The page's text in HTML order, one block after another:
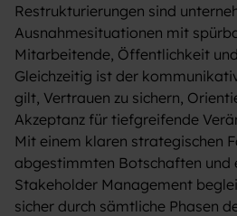
Restrukturierungen sind
Ausnahmesituationen mit
Mitarbeitende, Öffentlichkeit
Gleichzeitig ist der
gilt, Vertrauen zu sichern,
Akzeptanz für tiefgreifende
Mit einem klaren strategischen
abgestimmten Botschaften und
Stakeholder Management
sicher durch sämtliche Phasen